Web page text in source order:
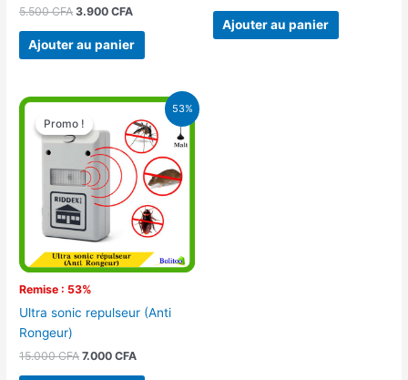
5.500CFA 3.900CFA
Ajouter au panier
Ajouter au panier
53%
Promo !
Remise : 53%
Promo !
Ultra sonic repulseur (Anti
Rongeur)
15.000CFA
Le
prix
initial
était :
15.000 CFA.
7.000CFA
Le
prix
actuel
est :
7.000 CFA.